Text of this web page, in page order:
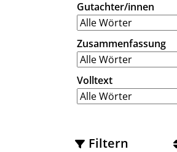
Gutachter/innen
Zusammenfassung
Volltext
Filtern